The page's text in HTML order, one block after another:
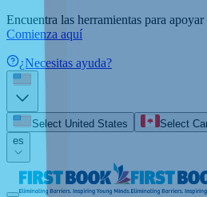
Encuentra las herramientas para
Comienza aquí
¿Necesitas ayuda?
Select United States
Select
es